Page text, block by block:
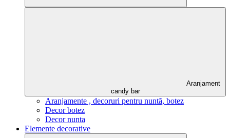
Aranjament
candy bar
Aranjamente , decoruri pentru nuntă, botez
Decor botez
Decor nunta
Elemente decorative